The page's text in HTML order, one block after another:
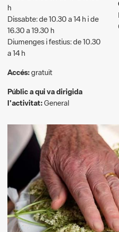
Diumenges i festius: de 10.30
a 14 h
Accés: gratuït
Públic a qui va dirigida
l'activitat:
General